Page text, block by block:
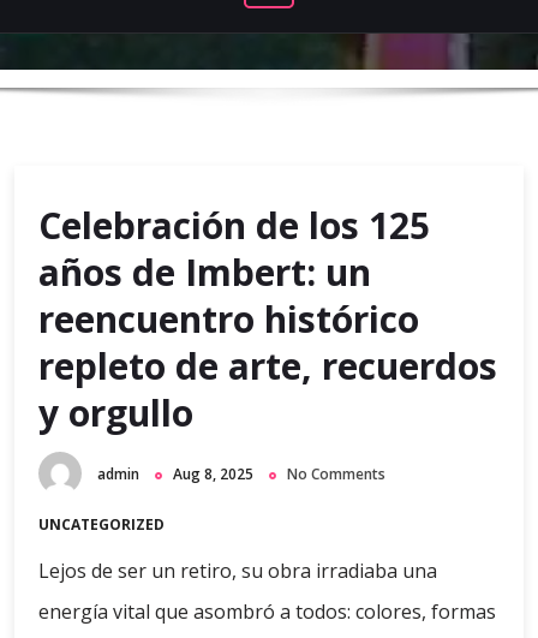
Celebración de los 125
años de Imbert: un
reencuentro histórico
repleto de arte, recuerdos
y orgullo
admin Aug 8, 2025 No Comments
UNCATEGORIZED
Lejos de ser un retiro, su obra irradiaba una
energía vital que asombró a todos: colores, formas